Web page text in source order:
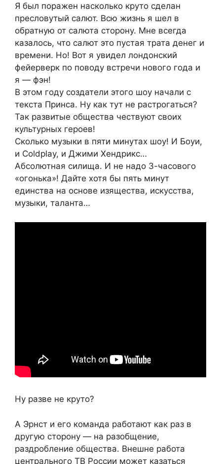
Я был поражен насколько круто сделан
пресловутый салют. Всю жизнь я шел в
обратную от салюта сторону. Мне всегда
казалось, что салют это пустая трата денег и
времени. Но! Вот я увидел лондонский
фейерверк по поводу встречи нового года и
я — фэн!
В этом году создатели этого шоу начали с
текста Принса. Ну как тут не растрогаться?
Так развитые общества чествуют своих
культурных героев!
Сколько музыки в пяти минутах шоу! И Боуи,
и Coldplay, и Джими Хендрикс…
Абсолютная силища. И не надо 3-часового
«огонька»! Дайте хотя бы пять минут
единства на основе изящества, искусства,
музыки, таланта…
Ну разве не круто?
А Эрнст и его команда работают как раз в
другую сторону — на разобщение,
раздробление общества. Внешне работа
центрального ТВ России может казаться